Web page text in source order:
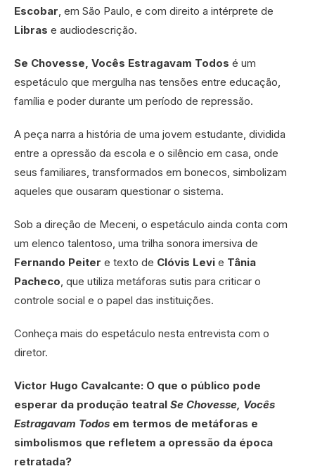
Escobar , em São Paulo, e com direito a intérprete de
Libras e audiodescrição.
Se Chovesse, Vocês Estragavam Todos é um
espetáculo que mergulha nas tensões entre educação,
família e poder durante um período de repressão.
A peça narra a história de uma jovem estudante, dividida
entre a opressão da escola e o silêncio em casa, onde
seus familiares, transformados em bonecos, simbolizam
aqueles que ousaram questionar o sistema.
Sob a direção de Meceni, o espetáculo ainda conta com
um elenco talentoso, uma trilha sonora imersiva de
Fernando Peiter e texto de Clóvis Levi e Tânia
Pacheco , que utiliza metáforas sutis para criticar o
controle social e o papel das instituições.
Conheça mais do espetáculo nesta entrevista com o
diretor.
Victor Hugo Cavalcante: O que o público pode
esperar da produção teatral Se Chovesse, Vocês
Estragavam Todos em termos de metáforas e
simbolismos que refletem a opressão da época
retratada?